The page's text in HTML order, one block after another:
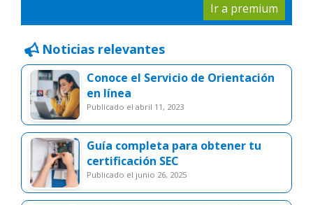
Ir a premium
Noticias relevantes
Conoce el Servicio de Orientación
en línea
publicado el abril 11, 2023
Guía completa para obtener tu
certificación SEC
publicado el junio 26, 2025